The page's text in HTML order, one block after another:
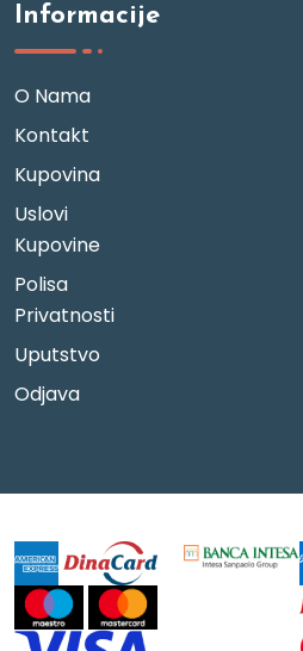
Informacije
O Nama
Kontakt
Kupovina
Uslovi
Kupovine
Polisa
Privatnosti
Uputstvo
Odjava